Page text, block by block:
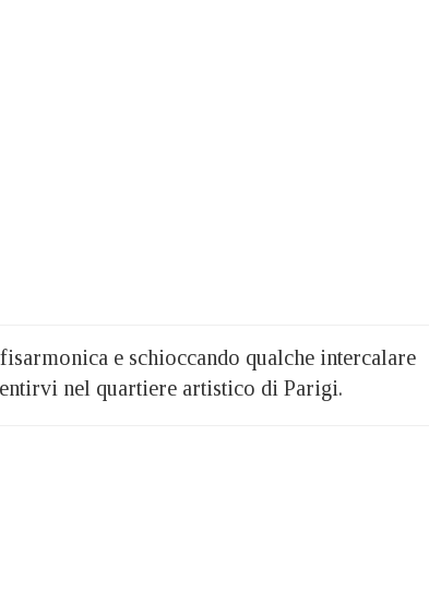
e schioccando qualche intercalare
nel quartiere artistico di Parigi.